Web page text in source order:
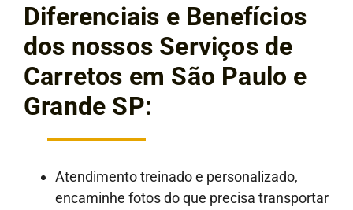
Diferenciais e Benefícios
dos nossos Serviços de
Carretos em São Paulo e
Grande SP:
Atendimento treinado e personalizado,
encaminhe fotos do que precisa transportar